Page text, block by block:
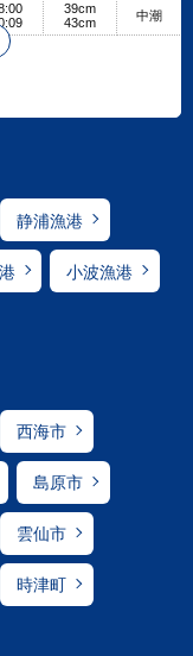
39cm
43cm
中潮
静浦漁港
小波漁港
西海市
島原市
雲仙市
時津町